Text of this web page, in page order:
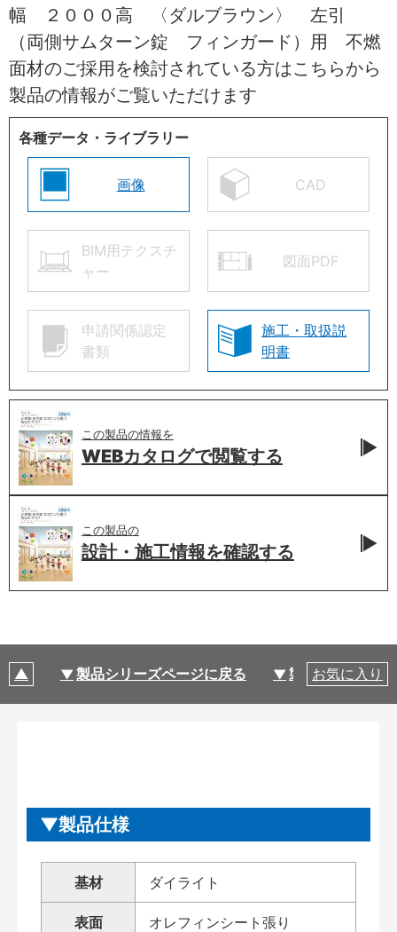
幅 ２０００高 〈ダルブラウン〉 左引
（両側サムターン錠 フィンガード）用 不燃
面材のご採用を検討されている方はこちらから
製品の情報がご覧いただけます
各種データ・ライブラリー
画像 CAD
BIM用テクスチ
ャー
図面PDF
申請関係認定
書類
施工・取扱説
明書
この製品の情報を
WEBカタログで閲覧する
この製品の
設計・施工情報を確認する
製品シリーズページに戻る 製品仕様
お気に入り
製品仕様
基材 ダイライト
表面 オレフィンシート張り